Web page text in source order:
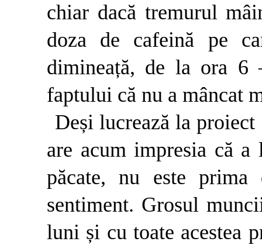
chiar dacă tremurul
doza de cafeină pe
dimineață, de la ora
faptului că nu a mâncat
Deși lucrează la
are acum impresia că
păcate, nu este
sentiment. Grosul
luni și cu toate acestea